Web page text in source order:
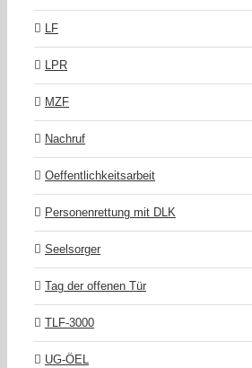
LF
LPR
MZF
Nachruf
Oeffentlichkeitsarbeit
Personenrettung mit DLK
Seelsorger
Tag der offenen Tür
TLF-3000
UG-ÖEL